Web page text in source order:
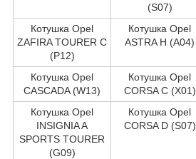
(S07)
Котушка Opel
ZAFIRA TOURER C
(P12)
Котушка Opel
ASTRA H (A04)
Котушка Opel
CASCADA (W13)
Котушка Opel
CORSA C (X01)
Котушка Opel
INSIGNIA A
SPORTS TOURER
(G09)
Котушка Opel
CORSA D (S07)